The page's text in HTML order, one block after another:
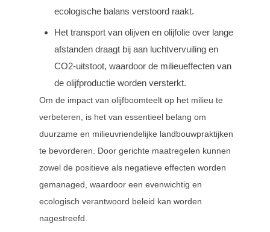
ecologische balans verstoord raakt.
Het transport van olijven en olijfolie over lange
afstanden draagt bij aan luchtvervuiling en
CO2-uitstoot, waardoor de milieueffecten van
de olijfproductie worden versterkt.
Om de impact van olijfboomteelt op het milieu te
verbeteren, is het van essentieel belang om
duurzame en milieuvriendelijke landbouwpraktijken
te bevorderen. Door gerichte maatregelen kunnen
zowel de positieve als negatieve effecten worden
gemanaged, waardoor een evenwichtig en
ecologisch verantwoord beleid kan worden
nagestreefd.